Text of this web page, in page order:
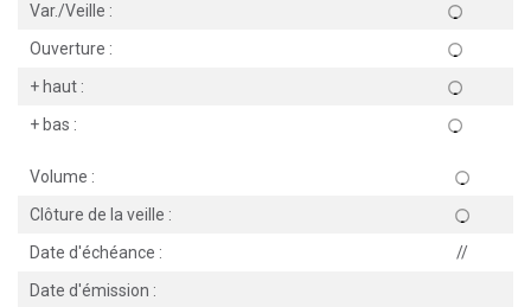
Var./Veille :
Ouverture :
+ haut :
+ bas :
Volume :
Clôture de la veille :
Date d'échéance :
//
Date d'émission :